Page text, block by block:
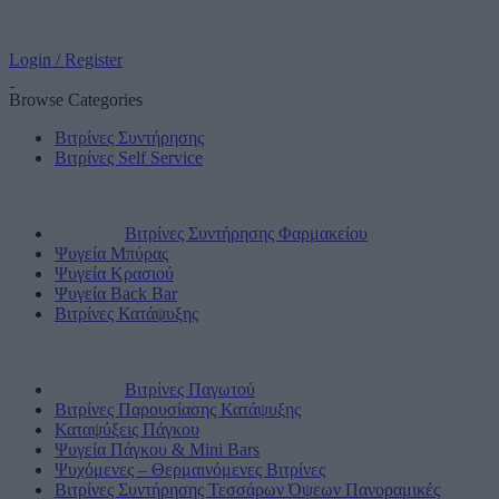
Login / Register
Browse Categories
Βιτρίνες Συντήρησης
Βιτρίνες Self Service
Βιτρίνες Συντήρησης Φαρμακείου
Ψυγεία Μπύρας
Ψυγεία Κρασιού
Ψυγεία Back Bar
Βιτρίνες Κατάψυξης
Βιτρίνες Παγωτού
Βιτρίνες Παρουσίασης Κατάψυξης
Καταψύξεις Πάγκου
Ψυγεία Πάγκου & Mini Bars
Ψυχόμενες – Θερμαινόμενες Βιτρίνες
Βιτρίνες Συντήρησης Τεσσάρων Όψεων Πανοραμικές